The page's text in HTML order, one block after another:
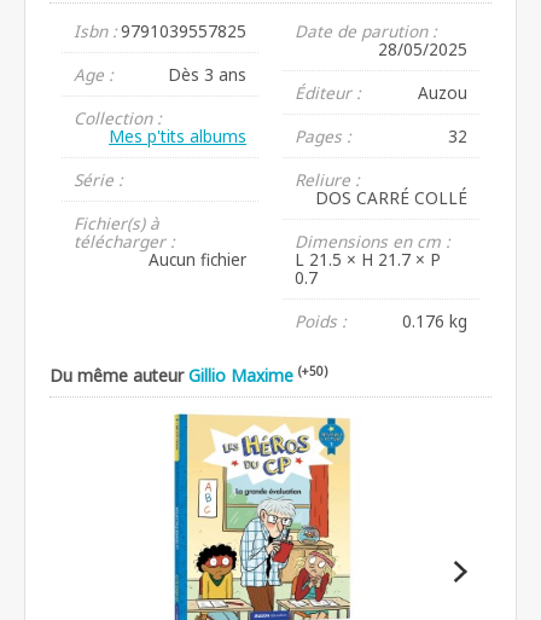
Isbn :9791039557825
Age :
Dès 3 ans
Collection :
Mes p'tits albums
Série :
Fichier(s) à
télécharger :
Aucun fichier
Date de parution :
28/05/2025
Éditeur :
Auzou
Pages :
32
Reliure :
DOS CARRÉ COLLÉ
Dimensions en cm :
L 21.5 × H 21.7 × P
0.7
Poids :
0.176 kg
Du même auteurGillio Maxime (+50)